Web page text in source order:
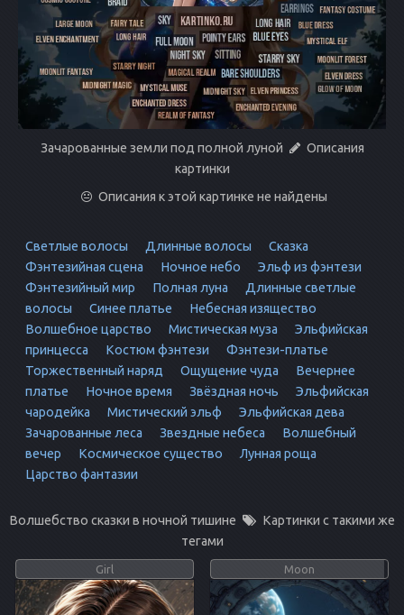
Зачарованные земли под полной луной
Описания
картинки
Описания к этой картинке не найдены
Светлые волосы Длинные волосы
Сказка
Фэнтезийная сцена
Ночное небо
Эльф из фэнтези
Фэнтезийный мир
Полная луна
Длинные светлые
волосы
Синее платье
Небесная изящество
Волшебное царство
Мистическая муза
Эльфийская
принцесса
Костюм фэнтези
Фэнтези-платье
Торжественный наряд
Ощущение чуда
Вечернее
платье
Ночное время Звёздная ночь
Эльфийская
чародейка
Мистический эльф
Эльфийская дева
Зачарованные леса
Звездные небеса
Волшебный
вечер
Космическое существо
Лунная роща
Царство фантазии
Волшебство сказки в ночной тишине
Картинки с такими же
тегами
Girl Moon